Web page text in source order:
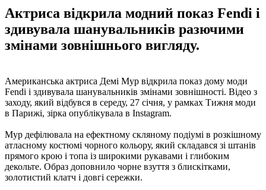
Актриса відкрила модний показ Fendi і
здивувала шанувальників разючими
змінами зовнішнього вигляду.
Американська актриса Демі Мур відкрила показ дому моди
Fendi і здивувала шанувальників змінами зовнішності. Відео з
заходу, який відбувся в середу, 27 січня, у рамках Тижня моди
в Парижі, зірка опублікувала в Instagram.
Мур дефілювала на ефектному скляному подіумі в розкішному
атласному костюмі чорного кольору, який складався зі штанів
прямого крою і топа із широкими рукавами і глибоким
декольте. Образ доповнило чорне взуття з блискітками,
золотистий клатч і довгі сережки.